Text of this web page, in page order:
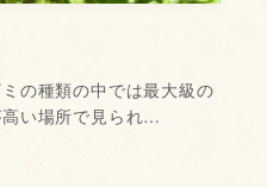
の種類の中では最大級の
い場所で見られ…